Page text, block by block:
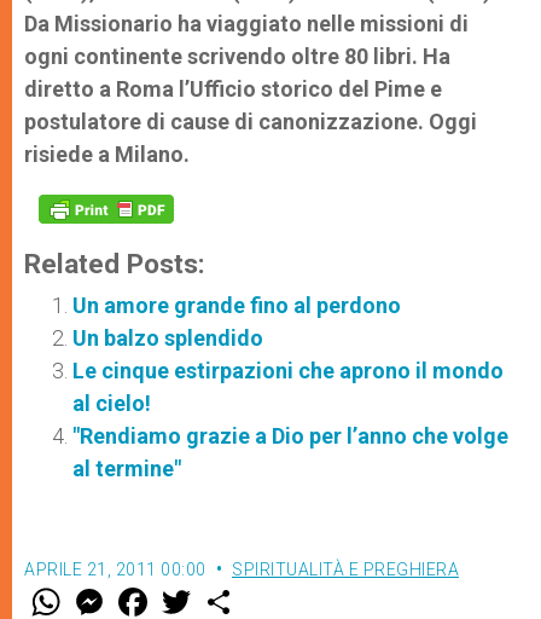
Da Missionario ha viaggiato nelle missioni di
ogni continente scrivendo oltre 80 libri. Ha
diretto a Roma l’Ufficio storico del Pime e
postulatore di cause di canonizzazione. Oggi
risiede a Milano.
Related Posts:
Un amore grande fino al perdono
Un balzo splendido
Le cinque estirpazioni che aprono il mondo
al cielo!
"Rendiamo grazie a Dio per l’anno che volge
al termine"
APRILE 21, 2011 00:00 SPIRITUALITÀ E PREGHIERA
W M
e
F
a w